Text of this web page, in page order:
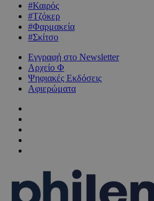
#Καιρός
#Τζόκερ
#Φαρμακεία
#Σκίτσο
Εγγραφή στο Newsletter
Αρχείο Φ
Ψηφιακές Εκδόσεις
Αφιερώματα